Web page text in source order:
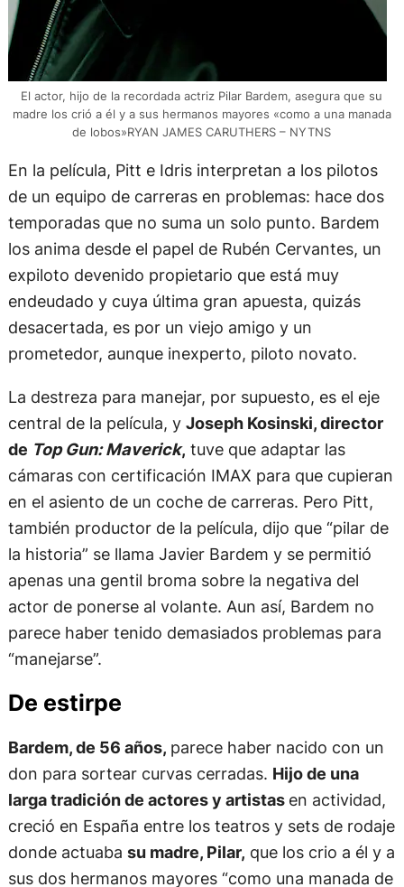
El actor, hijo de la recordada actriz Pilar Bardem, asegura que su
madre los crió a él y a sus hermanos mayores «como a una manada
de lobos»RYAN JAMES CARUTHERS – NYTNS
En la película, Pitt e Idris interpretan a los pilotos
de un equipo de carreras en problemas: hace dos
temporadas que no suma un solo punto. Bardem
los anima desde el papel de Rubén Cervantes, un
expiloto devenido propietario que está muy
endeudado y cuya última gran apuesta, quizás
desacertada, es por un viejo amigo y un
prometedor, aunque inexperto, piloto novato.
La destreza para manejar, por supuesto, es el eje
central de la película, y Joseph Kosinski, director
de Top Gun: Maverick, tuve que adaptar las
cámaras con certificación IMAX para que cupieran
en el asiento de un coche de carreras. Pero Pitt,
también productor de la película, dijo que “pilar de
la historia” se llama Javier Bardem y se permitió
apenas una gentil broma sobre la negativa del
actor de ponerse al volante. Aun así, Bardem no
parece haber tenido demasiados problemas para
“manejarse”.
De estirpe
Bardem, de 56 años, parece haber nacido con un
don para sortear curvas cerradas. Hijo de una
larga tradición de actores y artistas en actividad,
creció en España entre los teatros y sets de rodaje
donde actuaba su madre, Pilar, que los crio a él y a
sus dos hermanos mayores “como una manada de